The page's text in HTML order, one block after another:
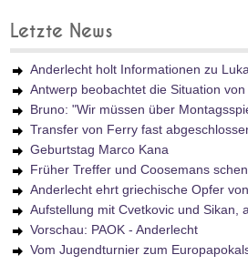
Letzte News
Anderlecht holt Informationen zu
Antwerp beobachtet die Situation
Bruno: "Wir müssen über
Transfer von Ferry fast
Geburtstag Marco Kana
Früher Treffer und Coosemans
Anderlecht ehrt griechische Opfer
Aufstellung mit Cvetkovic und Sikan,
Vorschau: PAOK - Anderlecht
Vom Jugendturnier zum